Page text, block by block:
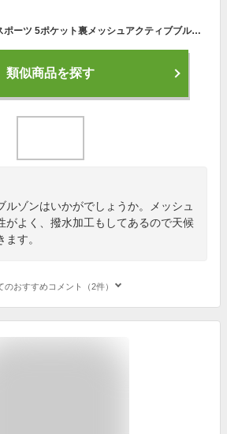
ダンロップ・モータースポーツ 5ポケット裏メッシュアクティブブルゾン（全3色） アウター メンズ 紳士服 シニア 薄手 ジャンパー シルバー グリーン 緑 カジュアル スポーティー シニアファッション 50代 60代 70代 80代 ギフト プレゼント fri p19459
類似商品を探す
ルゾンはいかがでしょうか。メッシュ
がよく、撥水加工もしてあるので天候
す。
のおすすめコメント（2件）